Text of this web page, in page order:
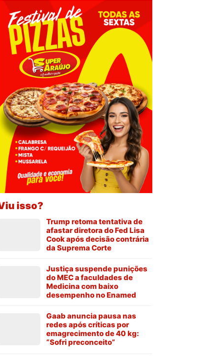
isso?
Trump retoma tentativa de
afastar diretora do Fed Lisa
Cook após decisão contrária
da Suprema Corte
Justiça suspende punições
do MEC a faculdades de
Medicina com baixo
desempenho no Enamed
Gaab anuncia pausa nas
redes após críticas por
emagrecimento de 40 kg:
“Sofri preconceito”